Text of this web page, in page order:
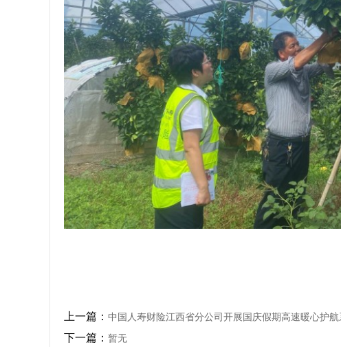
上一篇： 中国人寿财险江西省分公司开展国庆假期高速暖心护航
下一篇： 暂无